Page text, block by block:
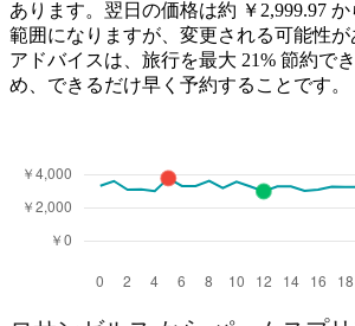
あります。翌日の価格は約 ￥2,999.97
範囲になりますが、変更される可能性
アドバイスは、旅行を最大 21% 節約で
め、できるだけ早く予約することです。